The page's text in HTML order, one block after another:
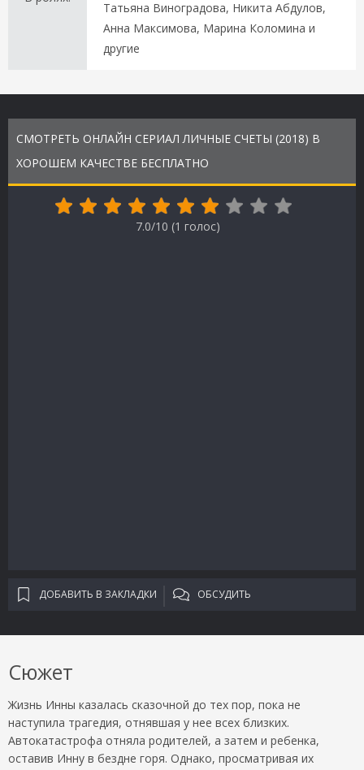
Татьяна Виноградова, Никита Абдулов,
Анна Максимова, Марина Коломина и
другие
СМОТРЕТЬ ОНЛАЙН СЕРИАЛ ЛИЧНЫЕ СЧЕТЫ (2018) В
ХОРОШЕМ КАЧЕСТВЕ БЕСПЛАТНО
7.0/10 (1 голос)
ДОБАВИТЬ В ЗАКЛАДКИ ОБСУДИТЬ
Сюжет
Жизнь Инны казалась сказочной до тех пор, пока не
наступила трагедия, отнявшая у нее всех близких.
Автокатастрофа отняла родителей, а затем и ребенка,
оставив Инну в бездне горя. Однако, просматривая их